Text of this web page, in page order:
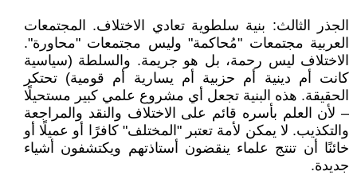
الجذر الثالث: بنية سلطوية تعادي الاختلاف. المجتمعات
العربية مجتمعات "مُحاكمة" وليس مجتمعات "محاورة".
الاختلاف ليس رحمة، بل هو جريمة. والسلطة (سياسية
كانت أم دينية أم حزبية أم يسارية أم قومية) تحتكر
الحقيقة. هذه البنية تجعل أي مشروع علمي كبير مستحيلًا
– لأن العلم بأسره قائم على الاختلاف والنقد والمراجعة
والتكذيب. لا يمكن لأمة تعتبر "المختلف" كافرًا أو عميلًا أو
خائنًا أن تنتج علماء ينقضون أستاذتهم ويكتشفون أشياء
جديدة.